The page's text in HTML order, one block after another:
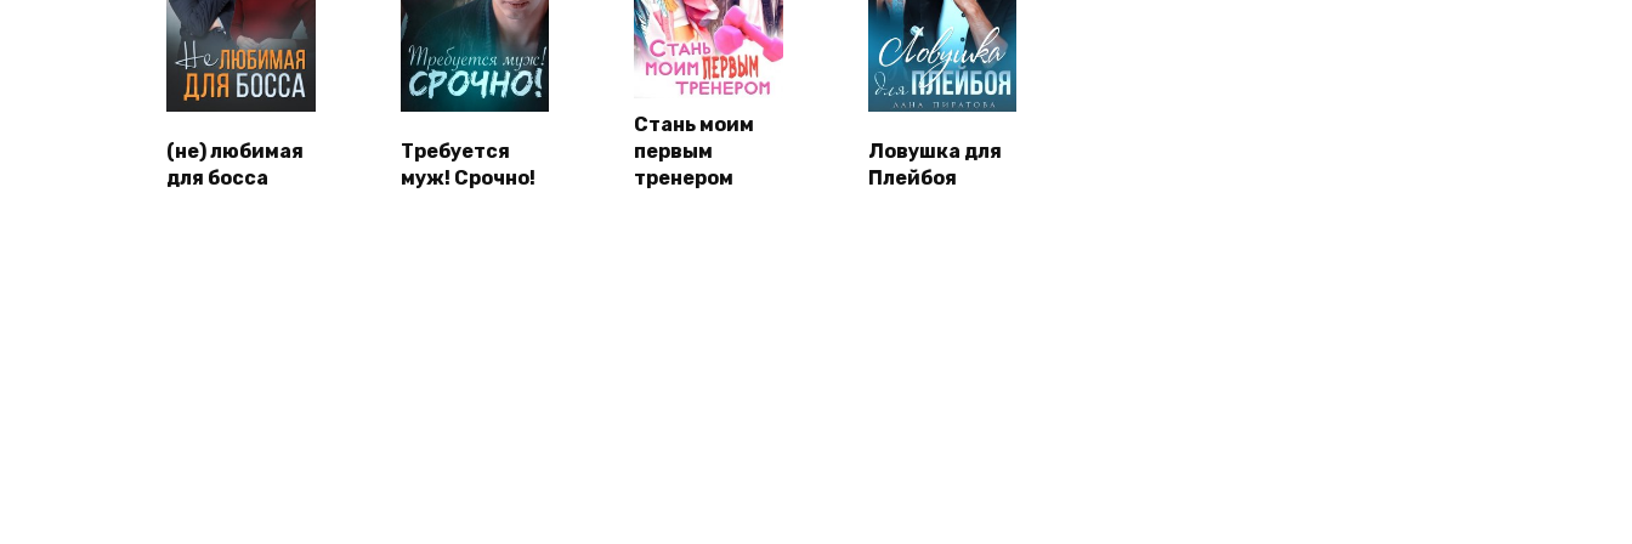
(не) любимая
для босса
Требуется
муж! Срочно!
Стань моим
первым
тренером
Ловушка для
Плейбоя